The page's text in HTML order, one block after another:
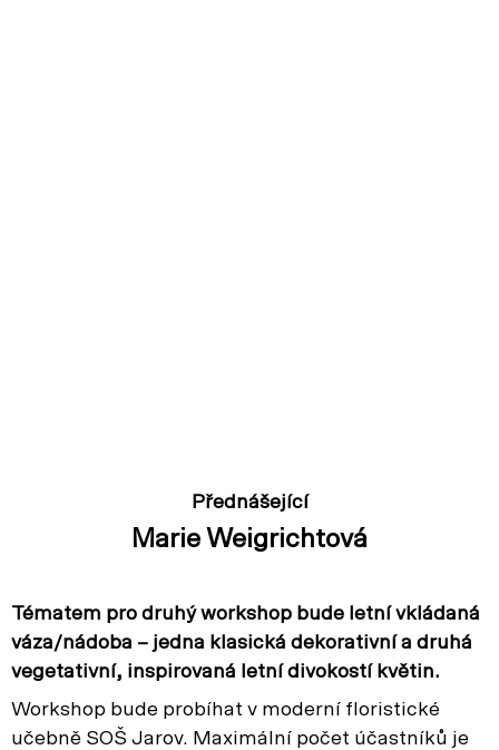
Přednášející
Marie Weigrichtová
Tématem pro druhý workshop bude letní vkládaná
váza/nádoba – jedna klasická dekorativní a druhá
vegetativní, inspirovaná letní divokostí květin.
Workshop bude probíhat v moderní floristické
učebně SOŠ Jarov. Maximální počet účastníků je